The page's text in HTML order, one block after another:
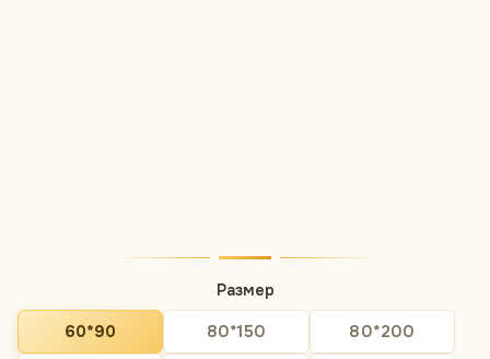
Размер
60*90 80*150
80*200